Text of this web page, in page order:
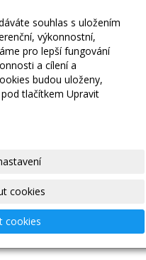
souhlas s uložením
výkonnostní,
pro lepší fungování
a cílení a
budou uloženy,
tlačítkem Upravit
cookies
cookies